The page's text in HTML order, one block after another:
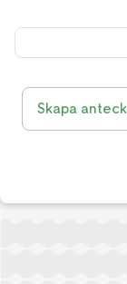
Skapa